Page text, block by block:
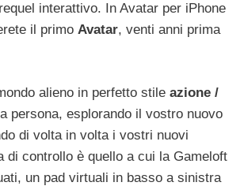
interattivo. In Avatar per iPhone
il primo Avatar, venti anni prima
alieno in perfetto stile azione /
persona, esplorando il vostro nuovo
di volta in volta i vostri nuovi
di controllo è quello a cui la Gameloft
un pad virtuali in basso a sinistra